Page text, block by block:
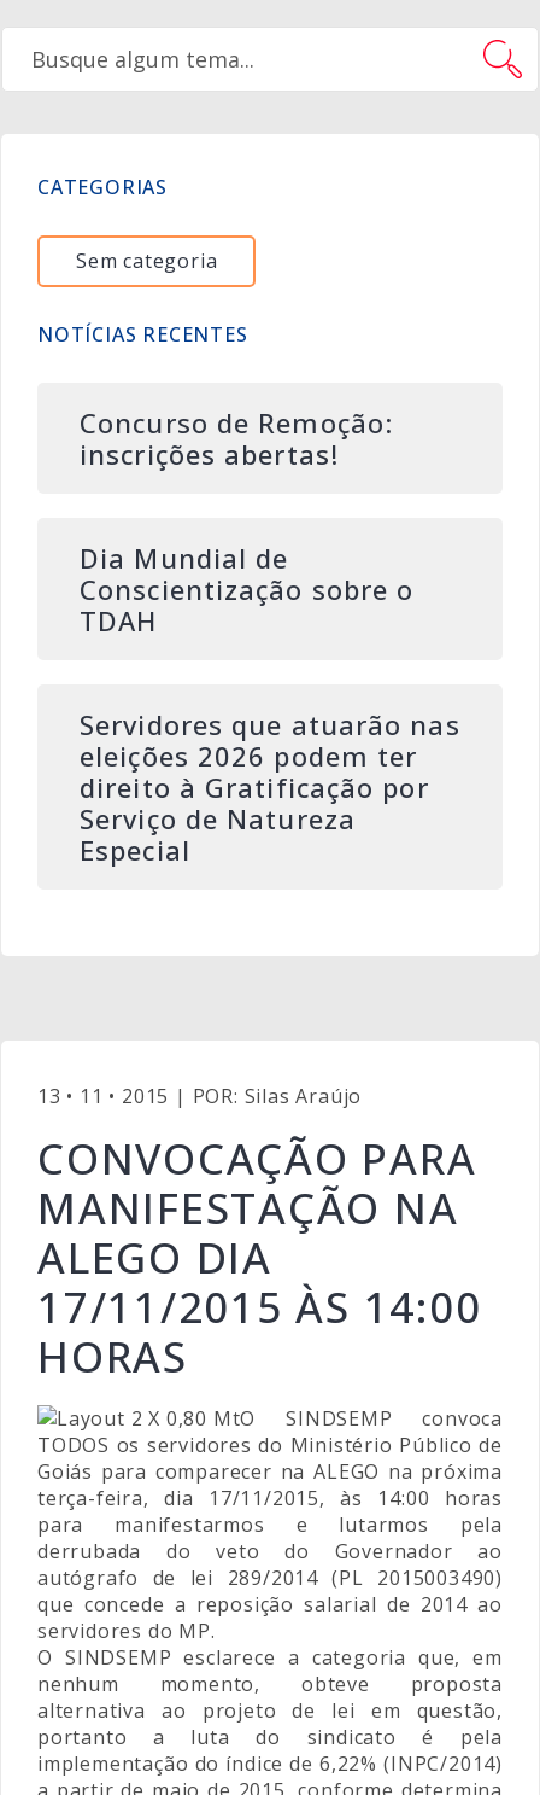
CATEGORIAS
Sem categoria
NOTÍCIAS RECENTES
Concurso de Remoção:
inscrições abertas!
Dia Mundial de
Conscientização sobre o
TDAH
Servidores que atuarão nas
eleições 2026 podem ter
direito à Gratificação por
Serviço de Natureza
Especial
13 • 11 • 2015 | POR: Silas Araújo
CONVOCAÇÃO PARA
MANIFESTAÇÃO NA
ALEGO DIA
17/11/2015 ÀS 14:00
HORAS
O SINDSEMP convoca
TODOS os servidores do Ministério Público de
Goiás para comparecer na ALEGO na próxima
terça-feira, dia 17/11/2015, às 14:00 horas
para manifestarmos e lutarmos pela
derrubada do veto do Governador ao
autógrafo de lei 289/2014 (PL 2015003490)
que concede a reposição salarial de 2014 ao
servidores do MP.
O SINDSEMP esclarece a categoria que, em
nenhum momento, obteve proposta
alternativa ao projeto de lei em questão,
portanto a luta do sindicato é pela
implementação do índice de 6,22% (INPC/2014)